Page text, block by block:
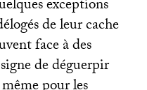
exceptions
de leur cache
face à des
de déguerpir